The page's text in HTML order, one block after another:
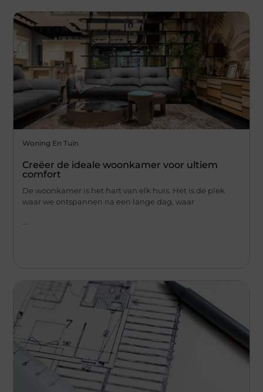
Woning En Tuin
Creëer de ideale woonkamer voor ultiem
comfort
De woonkamer is het hart van elk huis. Het is de plek
waar we ontspannen na een lange dag, waar